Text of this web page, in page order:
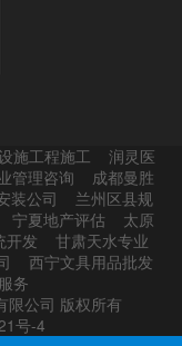
施工程施工
润灵医
管理咨询
成都曼胜
装公司
兰州区县规
宁夏地产评估
太原
开发
甘肃天水专业
西宁文具用品批发
务
限公司 版权所有
号-4